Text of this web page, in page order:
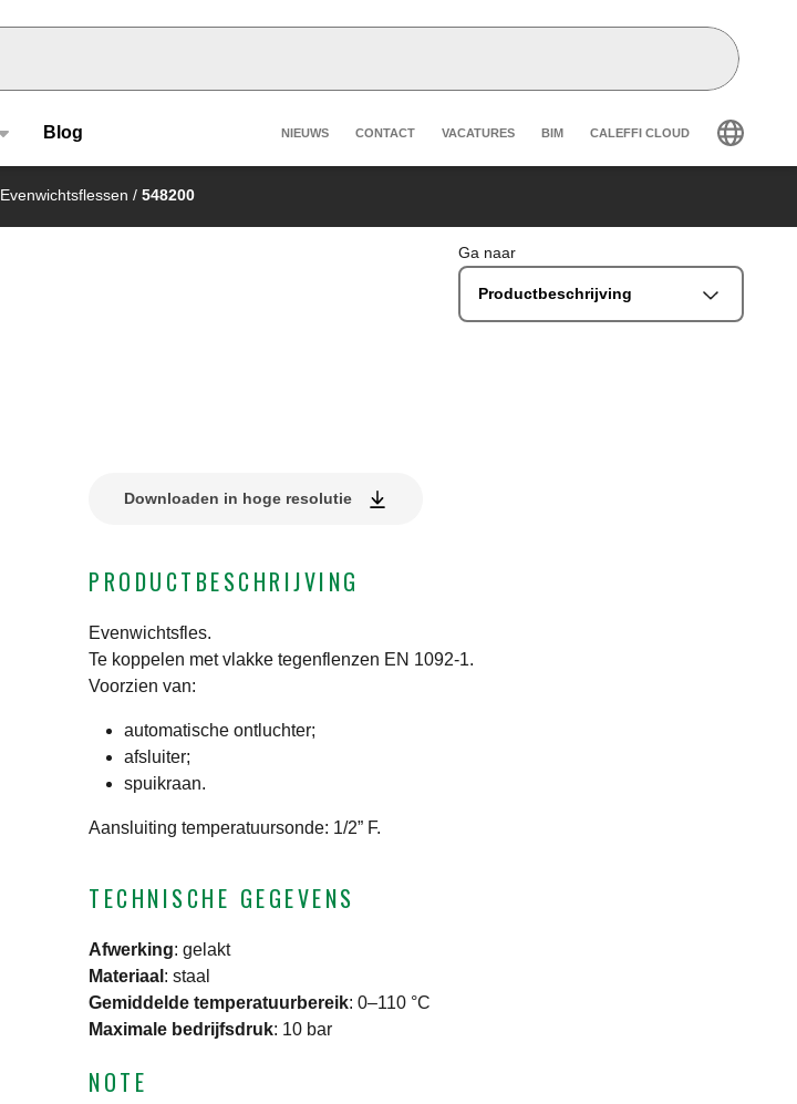
Blog Header secondary navigation
NIEUWS CONTACT VACATURES BIM CALEFFI CLOUD
Evenwichtsflessen / 548200
Ga naar
Productbeschrijving
Downloaden in hoge resolutie
PRODUCTBESCHRIJVING
Evenwichtsfles.
Te koppelen met vlakke tegenflenzen EN 1092-1.
Voorzien van:
automatische ontluchter;
afsluiter;
spuikraan.
Aansluiting temperatuursonde: 1/2” F.
TECHNISCHE GEGEVENS
Afwerking: gelakt
Materiaal : staal
Gemiddelde temperatuurbereik: 0–110 °C
Maximale bedrijfsdruk: 10 bar
NOTE